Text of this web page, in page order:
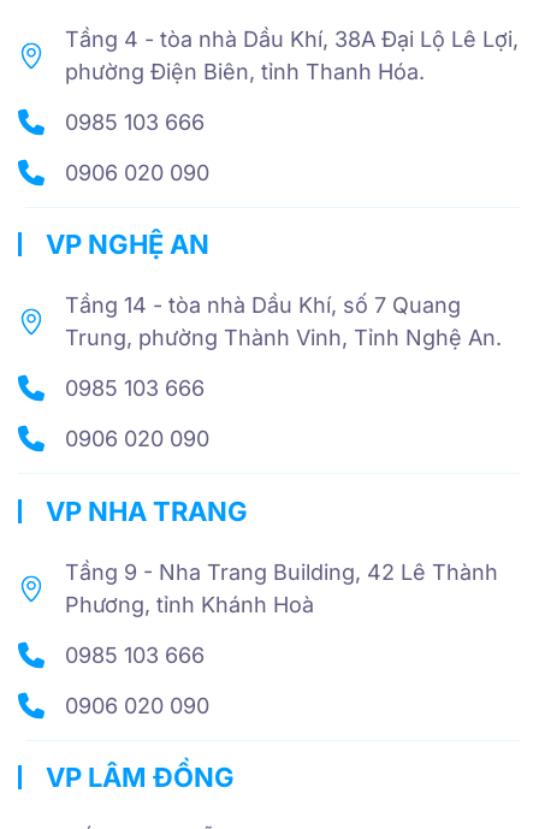
Tầng 4 - tòa nhà Dầu Khí, 38A Đại Lộ Lê Lợi,
phường Điện Biên, tỉnh Thanh Hóa.
0985 103 666
0906 020 090
VP NGHỆ AN
Tầng 14 - tòa nhà Dầu Khí, số 7 Quang
Trung, phường Thành Vinh, Tỉnh Nghệ An.
0985 103 666
0906 020 090
VP NHA TRANG
Tầng 9 - Nha Trang Building, 42 Lê Thành
Phương, tỉnh Khánh Hoà
0985 103 666
0906 020 090
VP LÂM ĐỒNG